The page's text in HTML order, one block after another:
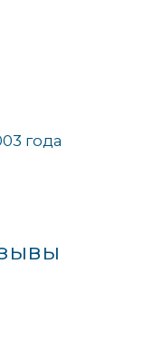
года